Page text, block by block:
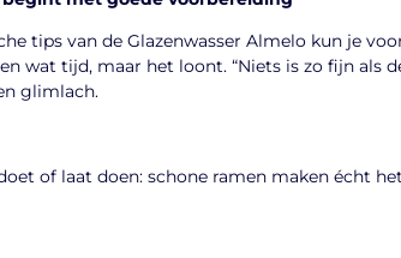
tips van de Glazenwasser Almelo kun je
wat tijd, maar het loont. “Niets is zo fijn als
glimlach.
of laat doen: schone ramen maken écht